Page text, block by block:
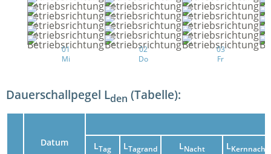
01
Mi
02
Do
03
Fr
Dauerschallpegel Lden (Tabelle):
Datum LTag LTagrand LNacht LKernnacht